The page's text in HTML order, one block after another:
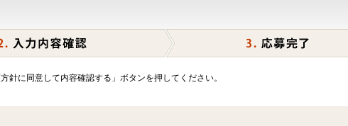
針に同意して内容確認する」ボタンを押してください。